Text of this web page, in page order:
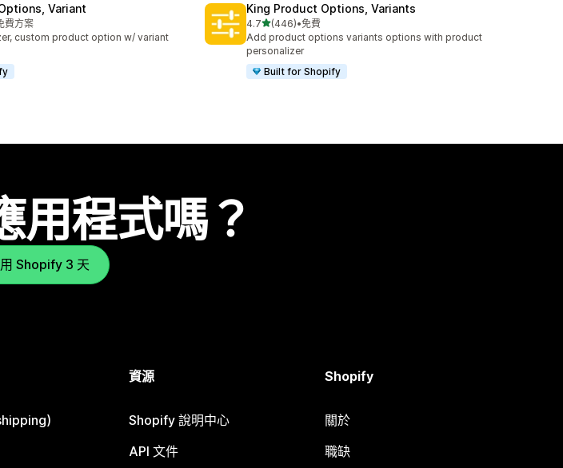
Variant
費方案
custom product option w/ variant
King Product Options, Variants
4.7滿分 5 顆星
(446)
共有 446 則評價
•免費
Add product options variants options with product
personalizer
Built for Shopify
用程式嗎？
Shopify 3 天
資源
Shopify 說明中心
API 文件
Shopify
關於
職缺